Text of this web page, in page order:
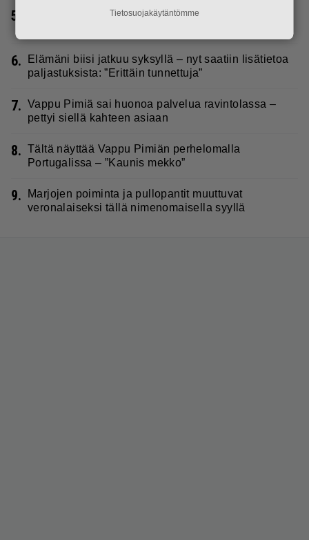
5.
Uuno: Hjallis Harkimo, 72, ja Jasmine, 38, sanovat
6.
Elämäni biisi jatkuu syksyllä – nyt saatiin lisätietoa
paljastuksista: ”Erittäin tunnettuja”
7. Vappu Pimiä sai huonoa palvelua ravintolassa –
pettyi siellä kahteen asiaan
8. Tältä näyttää Vappu Pimiän perhelomalla
Portugalissa – ”Kaunis mekko”
9.
Marjojen poiminta ja pullopantit muuttuvat
veronalaiseksi tällä nimenomaisella syyllä
Tietosuojakäytäntömme